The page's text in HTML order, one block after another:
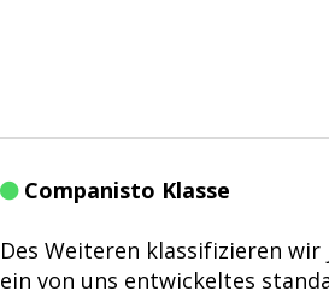
Companisto Klasse
Des Weiteren klassifizieren
ein von uns entwickeltes